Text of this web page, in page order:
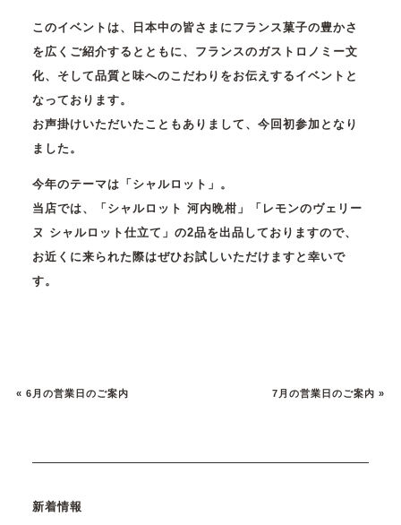
このイベントは、日本中の皆さまにフランス菓子の豊かさ
を広くご紹介するとともに、フランスのガストロノミー文
化、そして品質と味へのこだわりをお伝えするイベントと
なっております。
お声掛けいただいたこともありまして、今回初参加となり
ました。
今年のテーマは「シャルロット」。
当店では、「シャルロット 河内晩柑」「レモンのヴェリー
ヌ シャルロット仕立て」の2品を出品しておりますので、
お近くに来られた際はぜひお試しいただけますと幸いで
す。
« 6月の営業日のご案内 7月の営業日のご案内 »
新着情報